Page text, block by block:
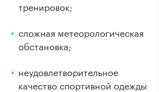
тренировок;
сложная метеорологическая
обстановка;
неудовлетворительное
качество спортивной одежды